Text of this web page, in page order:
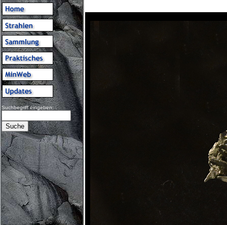
Suchbegriff eingeben: